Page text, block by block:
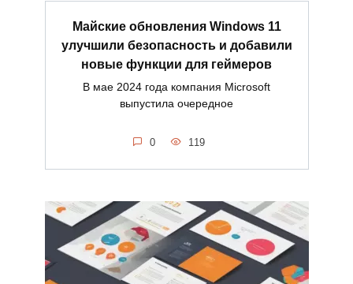
Майские обновления Windows 11
улучшили безопасность и добавили
новые функции для геймеров
В мае 2024 года компания Microsoft
выпустила очередное
0 119